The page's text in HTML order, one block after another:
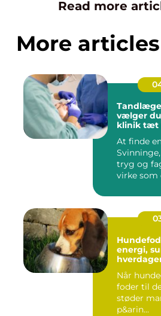
Read more
More articles
Tandlæge
vælger
klinik tæt
At finde
tryg og
virke som
energi,
Når
foder til
støder
p&arin...